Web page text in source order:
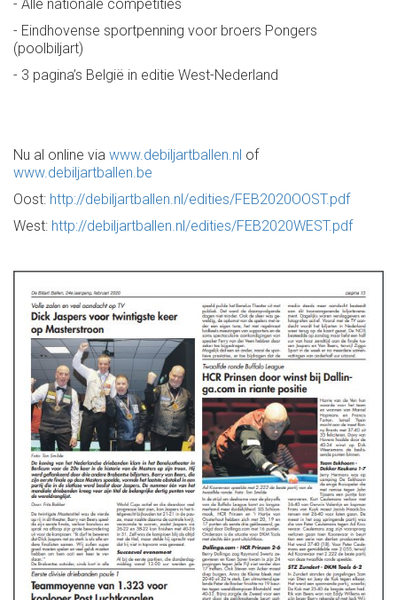
- Alle nationale competities
- Eindhovense sportpenning voor broers Pongers
(poolbiljart)
- 3 pagina’s België in editie West-Nederland
Nu al online via www.debiljartballen.nl of
www.debiljartballen.be
Oost: http://debiljartballen.nl/edities/FEB2020OOST.pdf
West: http://debiljartballen.nl/edities/FEB2020WEST.pdf